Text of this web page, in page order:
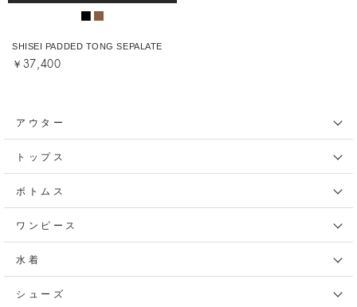
SHISEI PADDED TONG SEPALATE
￥37,400
アウター
トップス
ボトムス
ワンピース
水着
シューズ